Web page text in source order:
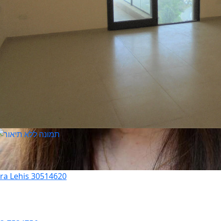
Lehis 30514620